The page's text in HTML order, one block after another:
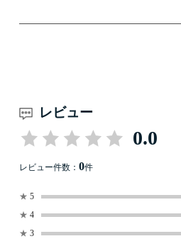
レビュー
0.0
レビュー件数： 0件
★ 5
★ 4
★ 3